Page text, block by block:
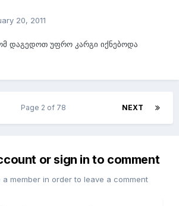
20, 2011
დაგედოთ უფრო კარგი იქნებოდა
NEXT
Page 2 of 78
or sign in to comment
a member in order to leave a comment